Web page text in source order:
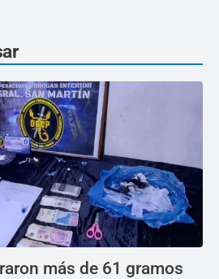
más de 61 gramos